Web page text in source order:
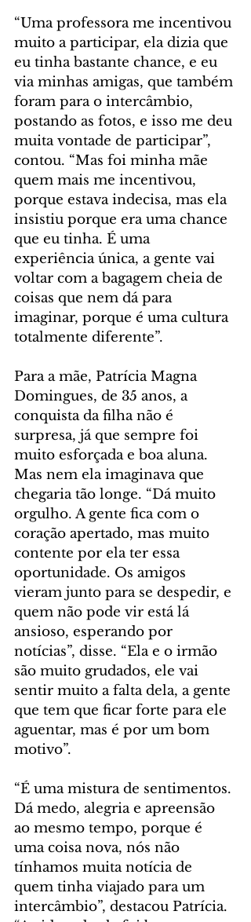
“Uma professora me incentivou
muito a participar, ela dizia que
eu tinha bastante chance, e eu
via minhas amigas, que também
foram para o intercâmbio,
postando as fotos, e isso me deu
muita vontade de participar”,
contou. “Mas foi minha mãe
quem mais me incentivou,
porque estava indecisa, mas ela
insistiu porque era uma chance
que eu tinha. É uma
experiência única, a gente vai
voltar com a bagagem cheia de
coisas que nem dá para
imaginar, porque é uma cultura
totalmente diferente”.
Para a mãe, Patrícia Magna
Domingues, de 35 anos, a
conquista da filha não é
surpresa, já que sempre foi
muito esforçada e boa aluna.
Mas nem ela imaginava que
chegaria tão longe. “Dá muito
orgulho. A gente fica com o
coração apertado, mas muito
contente por ela ter essa
oportunidade. Os amigos
vieram junto para se despedir, e
quem não pode vir está lá
ansioso, esperando por
notícias”, disse. “Ela e o irmão
são muito grudados, ele vai
sentir muito a falta dela, a gente
que tem que ficar forte para ele
aguentar, mas é por um bom
motivo”.
“É uma mistura de sentimentos.
Dá medo, alegria e apreensão
ao mesmo tempo, porque é
uma coisa nova, nós não
tínhamos muita notícia de
quem tinha viajado para um
intercâmbio”, destacou Patrícia.